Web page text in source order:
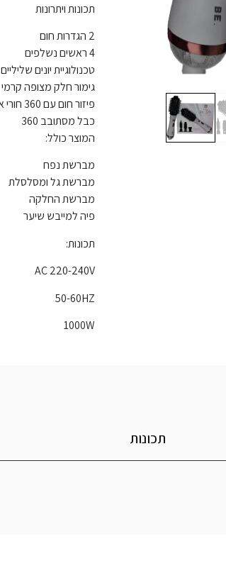
תכונות ויתרונות
2 הגדרות חום
4 ראשים נשלפים
טכנולוגיית יונים שליליים
גימור חלק מצופה קרמי
פיזור חום עם 360 חורי אוורור לייבוש והחלקה מהירים יותר
כבל מסתובב 360
המוצר כולל:
מברשת נפח
מברשת גל ומסלסלת
מברשת החלקה
פיה למייבש שיער
תכונות:
AC 220-240V
50-60HZ
1000W
תכונות